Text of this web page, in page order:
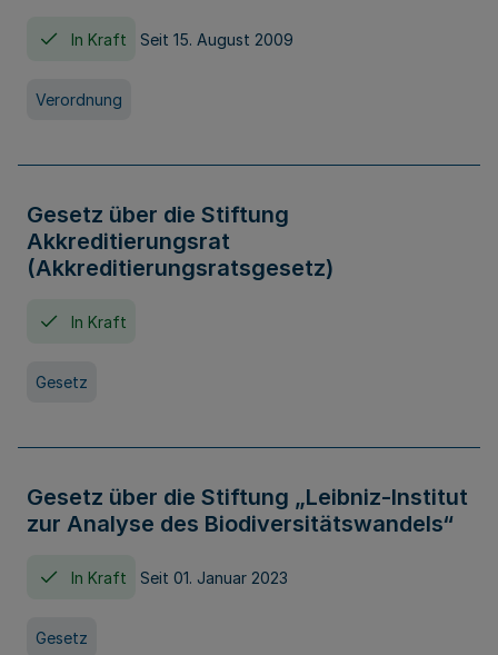
In Kraft Seit 15. August 2009
Verordnung
Gesetz über die Stiftung
Akkreditierungsrat
(Akkreditierungsratsgesetz)
In Kraft
Gesetz
Gesetz über die Stiftung „Leibniz-Institut
zur Analyse des Biodiversitätswandels“
In Kraft Seit 01. Januar 2023
Gesetz